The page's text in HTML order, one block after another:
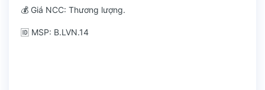
💰 Giá NCC: Thương lượng.
🆔 MSP: B.LVN.14